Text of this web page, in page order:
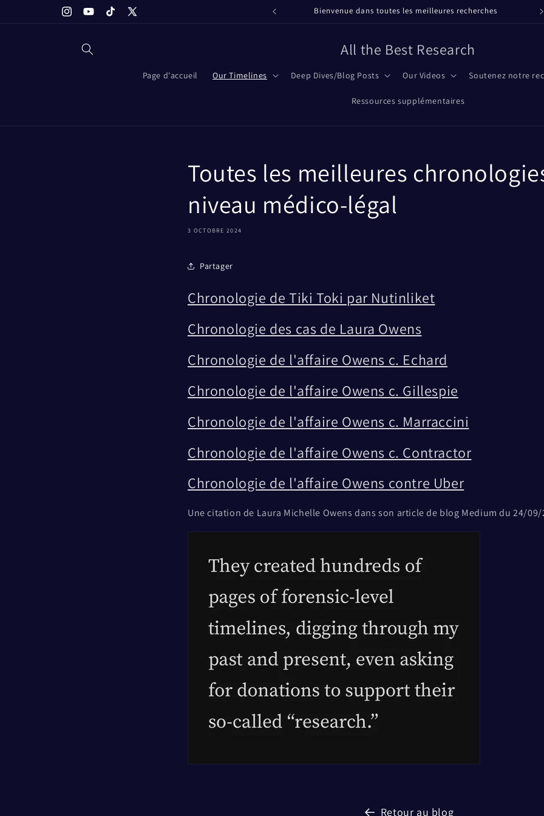
InstagramYouTubeTikTokX
Nos échéanciers
All the Best Research
Page d'accueil Our Timelines Deep Dives/Blog Posts Our Videos Soutenez notre
Ressources supplémentaires
Toutes les meilleures
niveau médico-légal
3 OCTOBRE 2024
Partager
Chronologie de Tiki Toki par Nutinliket
Chronologie des cas de Laura Owens
Chronologie de l'affaire Owens c. Echard
Chronologie de l'affaire Owens c. Gillespie
Chronologie de l'affaire Owens c. Marraccini
Chronologie de l'affaire Owens c. Contractor
Chronologie de l'affaire Owens contre Uber
Une citation de Laura Michelle Owens dans son article de blog Medium du 24/09/
Retour au blog